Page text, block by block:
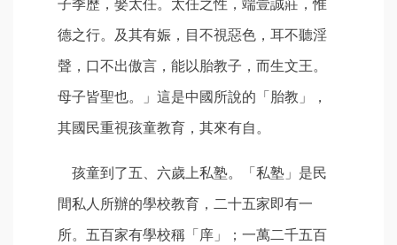
德之行。及其有娠，目不視惡色，耳不聽淫
聲，口不出傲言，能以胎教子，而生文王。
母子皆聖也。」這是中國所說的「胎教」，
其國民重視孩童教育，其來有自。
孩童到了五、六歲上私塾。「私塾」是民
間私人所辦的學校教育，二十五家即有一
所。五百家有學校稱「庠」；一萬二千五百